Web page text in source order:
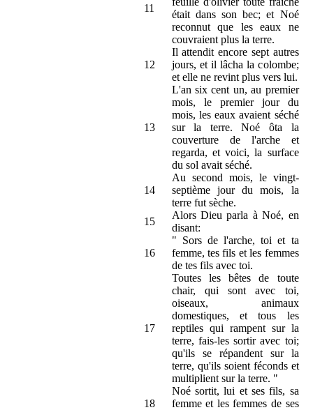
11
était dans son bec; et Noé
reconnut que les eaux ne
couvraient plus la terre.
12
Il attendit encore sept autres
jours, et il lâcha la colombe;
et elle ne revint plus vers lui.
13
L'an six cent un, au premier
mois, le premier jour du
mois, les eaux avaient séché
sur la terre. Noé ôta la
couverture de l'arche et
regarda, et voici, la surface
du sol avait séché.
14
Au second mois, le vingt-
septième jour du mois, la
terre fut sèche.
15
Alors Dieu parla à Noé, en
disant:
16
" Sors de l'arche, toi et ta
femme, tes fils et les femmes
de tes fils avec toi.
17
Toutes les bêtes de toute
chair, qui sont avec toi,
oiseaux, animaux
domestiques, et tous les
reptiles qui rampent sur la
terre, fais-les sortir avec toi;
qu'ils se répandent sur la
terre, qu'ils soient féconds et
multiplient sur la terre. "
18
Noé sortit, lui et ses fils, sa
femme et les femmes de ses